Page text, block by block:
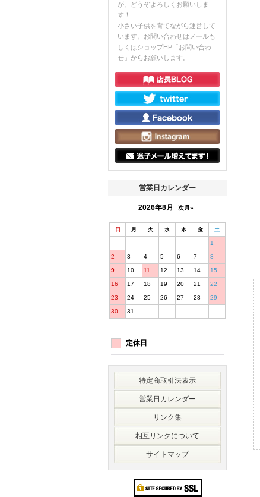
が、どうぞよろしくお願いしま
す！
小さい子供を育てながら運営して
います。お問い合わせはメールも
しくはショップHP「お問い合わ
せ」からお願いします。
営業日カレンダー
2026年8月 次月»
日 月 火 水 木 金 土
1
2 3 4 5 6 7 8
9 10 11 12 13 14 15
16 17 18 19 20 21 22
23 24 25 26 27 28 29
30 31
定休日
特定商取引法表示
営業日カレンダー
リンク集
相互リンクについて
サイトマップ